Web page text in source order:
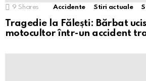
9 Shares Accidente Stiri actuale
Tragedie la Fălești: Bărbat
motocultor într-un accident